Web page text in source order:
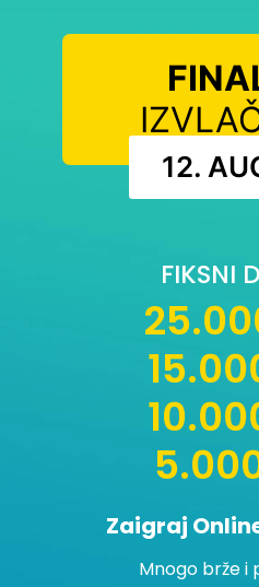
12.
FIKSNI
Zaigraj
Mnogo brže i